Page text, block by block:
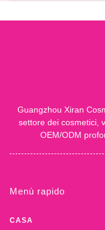
Guangzhou Xiran
settore dei cosmetici,
OEM/ODM
Menù rapido
CASA